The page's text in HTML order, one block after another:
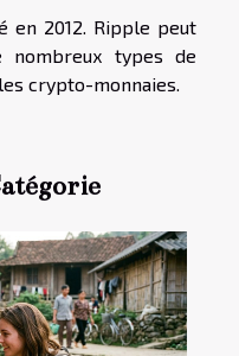
en 2012. Ripple peut
types de
crypto-monnaies.